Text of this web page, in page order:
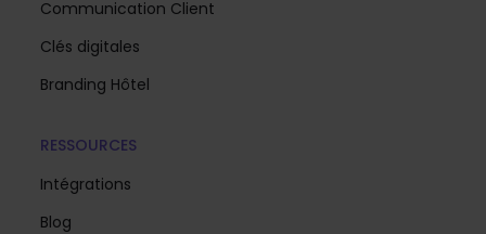
Communication Client
Clés digitales
Branding Hôtel
RESSOURCES
Intégrations
Blog